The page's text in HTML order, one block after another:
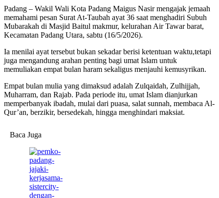
Padang – Wakil Wali Kota Padang Maigus Nasir mengajak jemaah
memahami pesan Surat At-Taubah ayat 36 saat menghadiri Subuh
Mubarakah di Masjid Baitul makmur, kelurahan Air Tawar barat,
Kecamatan Padang Utara, sabtu (16/5/2026).
Ia menilai ayat tersebut bukan sekadar berisi ketentuan waktu,tetapi
juga mengandung arahan penting bagi umat Islam untuk
memuliakan empat bulan haram sekaligus menjauhi kemusyrikan.
Empat bulan mulia yang dimaksud adalah Zulqaidah, Zulhijjah,
Muharram, dan Rajab. Pada periode itu, umat Islam dianjurkan
memperbanyak ibadah, mulai dari puasa, salat sunnah, membaca Al-
Qur’an, berzikir, bersedekah, hingga menghindari maksiat.
Baca Juga